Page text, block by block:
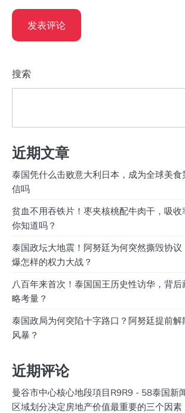
搜索
近期文章
泰国凭什么击败意大利日本，成为全球美
信吗
贫血不用吞铁片！枣夹核桃配牛肉干，吸
你知道吗？
泰国政坛大地震！阿努廷为何突然撕毁协
爆怎样的权力大战？
八百年来首次！泰国国王历史性访华，背
略考量？
泰国政局为何突陷十字路口？阿努廷提前
风暴？
近期评论
曼谷市中心核心地段項目R9R9 - 58泰国新
区域划分决定房地产价值最重要的三个因素